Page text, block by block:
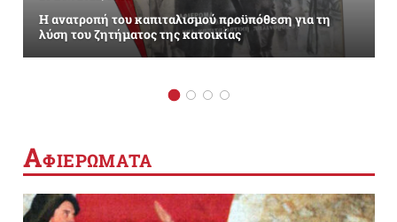
Η ανατροπή του καπιταλισμού προϋπόθεση για τη
λύση του ζητήματος της κατοικίας
ΑΦΙΕΡΩΜΑΤΑ